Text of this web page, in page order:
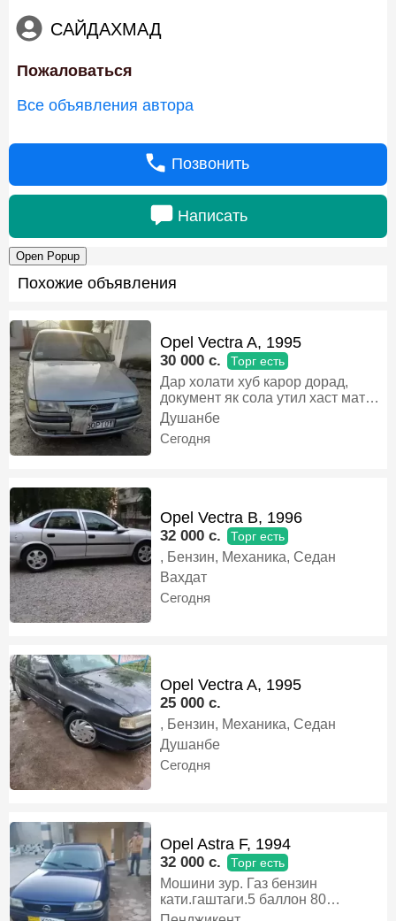
САЙДАХМАД
Пожаловаться
Все объявления автора
Позвонить
Написать
Open Popup
Похожие объявления
Opel Vectra A, 1995
30 000 c. Торг есть
Дар холати хуб карор дорад,
документ як сола утил хаст матор
расход надорад, дарои пеш
электрони, кузоф тамоман
пусидаги нест., Газ-бензин,
Душанбе
Сегодня
Opel Vectra B, 1996
32 000 c. Торг есть
, Бензин, Механика, Седан
Вахдат
Сегодня
Opel Vectra A, 1995
25 000 c.
, Бензин, Механика, Седан
Душанбе
Сегодня
Opel Astra F, 1994
32 000 c. Торг есть
Мошини зур. Газ бензин
кати.гаштаги.5 баллон 80
фоиза.акумлятор нав.тех утил